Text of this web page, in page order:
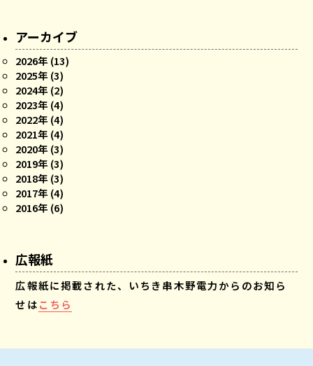
アーカイブ
2026年 (13)
2025年 (3)
2024年 (2)
2023年 (4)
2022年 (4)
2021年 (4)
2020年 (3)
2019年 (3)
2018年 (3)
2017年 (4)
2016年 (6)
広報紙
広報紙に掲載された、いちき串木野電力からのお知ら
せはこちら